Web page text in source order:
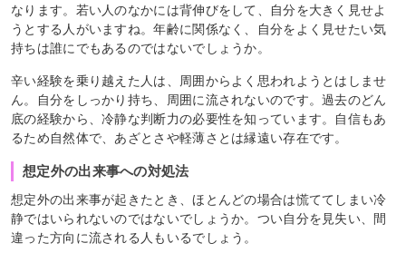
なります。若い人のなかには背伸びをして、自分を大きく見せよ
うとする人がいますね。年齢に関係なく、自分をよく見せたい気
持ちは誰にでもあるのではないでしょうか。
辛い経験を乗り越えた人は、周囲からよく思われようとはしませ
ん。自分をしっかり持ち、周囲に流されないのです。過去のどん
底の経験から、冷静な判断力の必要性を知っています。自信もあ
るため自然体で、あざとさや軽薄さとは縁遠い存在です。
想定外の出来事への対処法
想定外の出来事が起きたとき、ほとんどの場合は慌ててしまい冷
静ではいられないのではないでしょうか。つい自分を見失い、間
違った方向に流される人もいるでしょう。